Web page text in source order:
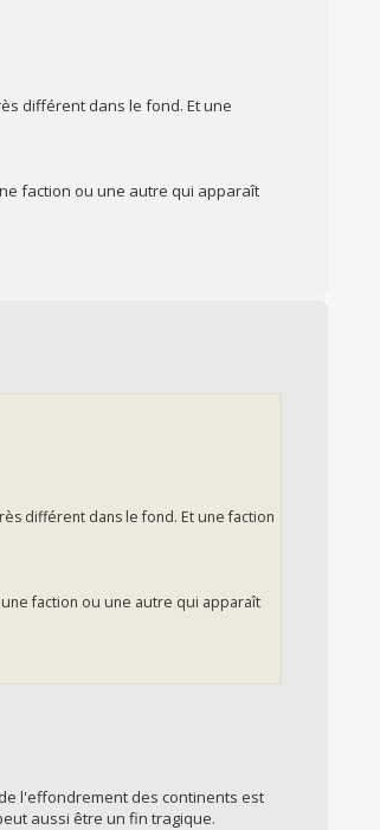
différent dans le fond. Et une
faction ou une autre qui apparaît
différent dans le fond. Et une faction
faction ou une autre qui apparaît
l'effondrement des continents est
aussi être un fin tragique.